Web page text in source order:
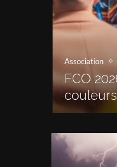
Association
FCO